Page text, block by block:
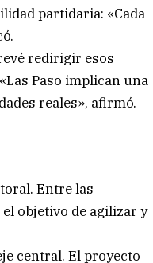
partidaria: «Cada
redirigir esos
Paso implican una
reales», afirmó.
Entre las
objetivo de agilizar y
central. El proyecto